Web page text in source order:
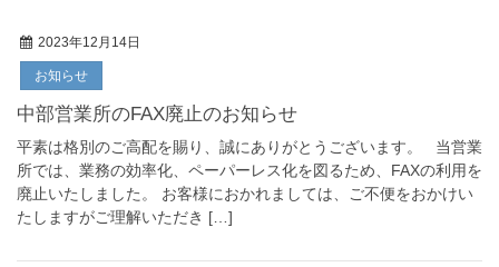
2023年12月14日
お知らせ
中部営業所のFAX廃止のお知らせ
平素は格別のご高配を賜り、誠にありがとうございます。 当営業
所では、業務の効率化、ペーパーレス化を図るため、FAXの利用を
廃止いたしました。 お客様におかれましては、ご不便をおかけい
たしますがご理解いただき […]